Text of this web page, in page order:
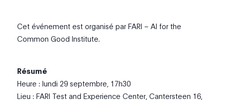
Cet événement est organisé par FARI – AI for the
Common Good Institute.
Résumé
Heure : lundi 29 septembre, 17h30
Lieu : FARI Test and Experience Center, Cantersteen 16,